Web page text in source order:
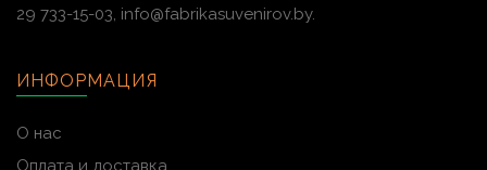
29 733-15-03, info@fabrikasuvenirov.by.
ИНФОРМАЦИЯ
О нас